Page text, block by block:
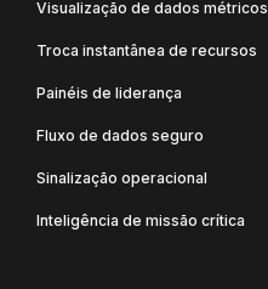
Visualização de dados métricos
Troca instantânea de recursos
Painéis de liderança
Fluxo de dados seguro
Sinalização operacional
Inteligência de missão crítica